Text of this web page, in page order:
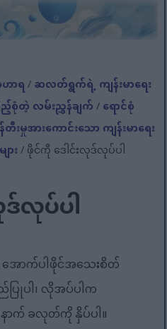
ာရ/ဆလတ်ရွက်ရဲ့ ကျန်းမာရေး
ည့်စုံတဲ့ လမ်းညွှန်ချက်/ရောင်စုံ
မှုအားကောင်းသော ကျန်းမာရေး
း/ ဖိုင်ကို ဒေါင်းလုဒ်လုပ်ပါ
လုပ်ပါ
ောက်ပါဖိုင်အသေးစိတ်
ြုပါ၊ လိုအပ်ပါက
ောက် ခလုတ်ကို နှိပ်ပါ။